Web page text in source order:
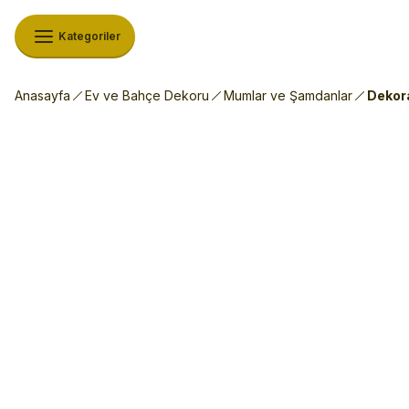
Kategoriler
Anasayfa Ev ve Bahçe Dekoru Mumlar ve Şamdanlar